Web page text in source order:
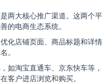
两大核心推广渠道。这两个平
的电商生态系统。
化店铺页面、商品标题和详情
。
如淘宝直通车、京东快车等，
客户进店浏览和购买。